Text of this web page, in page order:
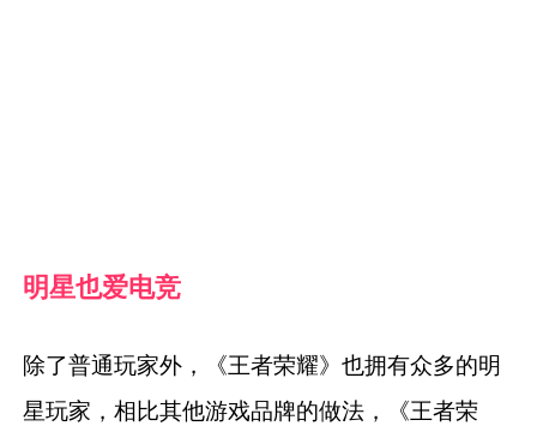
明星也爱电竞
除了普通玩家外，《王者荣耀》也拥有众多的明
星玩家，相比其他游戏品牌的做法，《王者荣